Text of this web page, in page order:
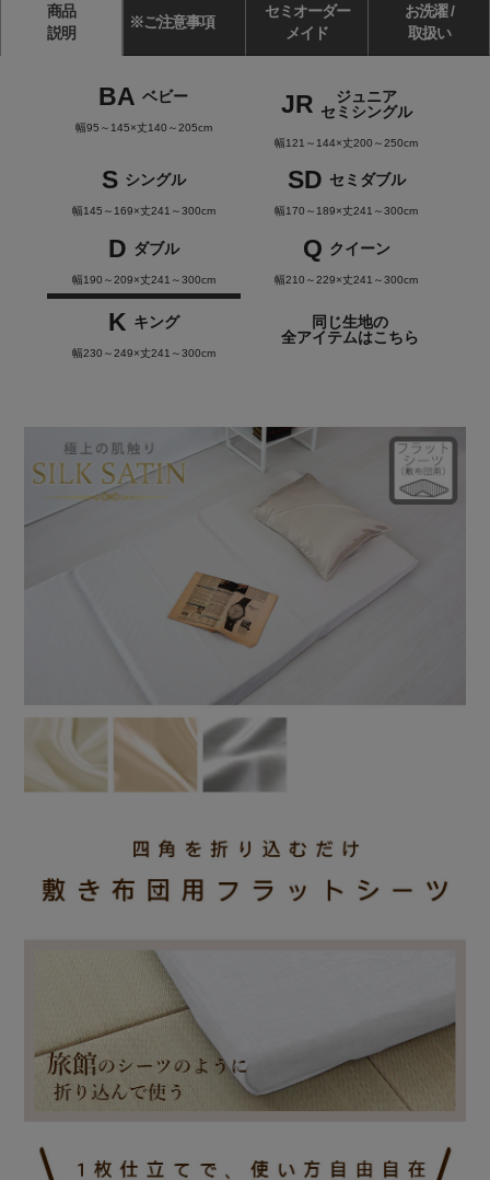
商品
説明
※ご注意事項
セミオーダー
メイド
お洗濯 /
取扱い
BA ベビー
幅95～145×丈140～205cm
JR
ジュニア
セミシングル
幅121～144×丈200～250cm
S シングル
幅145～169×丈241～300cm
SD セミダブル
幅170～189×丈241～300cm
D ダブル
幅190～209×丈241～300cm
Q クイーン
幅210～229×丈241～300cm
K キング
幅230～249×丈241～300cm
同じ生地の
全アイテムはこちら